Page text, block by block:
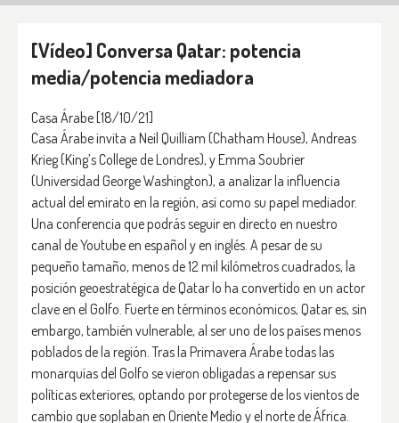
[Vídeo] Conversa Qatar: potencia
media/potencia mediadora
Casa Árabe [18/10/21]
Casa Árabe invita a Neil Quilliam (Chatham House), Andreas
Krieg (King’s College de Londres), y Emma Soubrier
(Universidad George Washington), a analizar la influencia
actual del emirato en la región, así como su papel mediador.
Una conferencia que podrás seguir en directo en nuestro
canal de Youtube en español y en inglés. A pesar de su
pequeño tamaño, menos de 12 mil kilómetros cuadrados, la
posición geoestratégica de Qatar lo ha convertido en un actor
clave en el Golfo. Fuerte en términos económicos, Qatar es, sin
embargo, también vulnerable, al ser uno de los países menos
poblados de la región. Tras la Primavera Árabe todas las
monarquías del Golfo se vieron obligadas a repensar sus
políticas exteriores, optando por protegerse de los vientos de
cambio que soplaban en Oriente Medio y el norte de África.